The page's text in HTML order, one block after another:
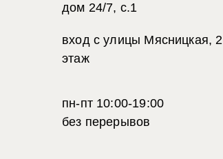
дом 24/7, с.1
вход с улицы Мясницкая, 2
этаж
пн-пт 10:00-19:00
без перерывов